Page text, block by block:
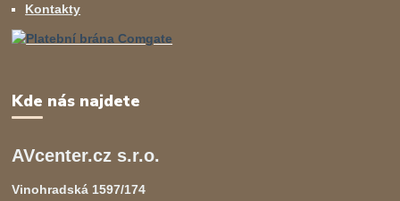
Kontakty
Kde nás najdete
AVcenter.cz s.r.o.
Vinohradská 1597/174